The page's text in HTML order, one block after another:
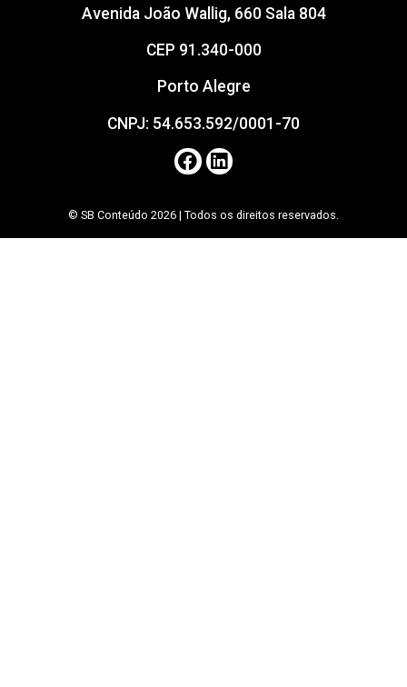
Avenida João Wallig, 660 Sala 804
CEP 91.340-000
Porto Alegre
CNPJ: 54.653.592/0001-70
© SB Conteúdo 2026 | Todos os direitos reservados.